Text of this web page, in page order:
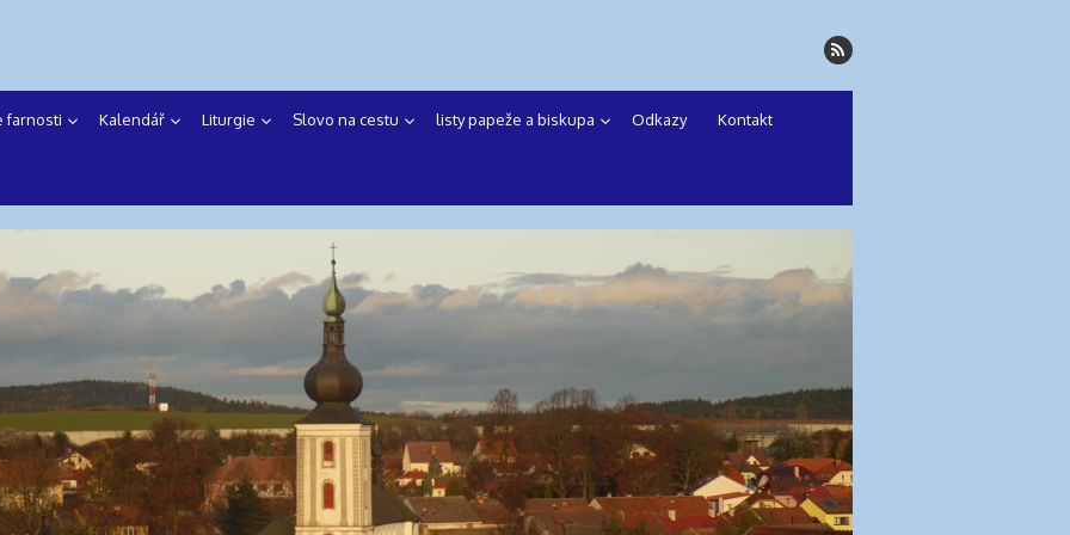
farnosti Kalendář Liturgie Slovo na cestu listy papeže a biskupa Odkazy Kontakt